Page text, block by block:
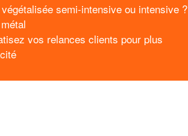
végétalisée semi-intensive ou intensive ?
vos relances clients pour plus